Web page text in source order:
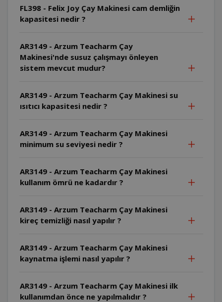
FL398 - Felix Joy Çay Makinesi cam demliğin
kapasitesi nedir ?
AR3149 - Arzum Teacharm Çay
Makinesi'nde susuz çalışmayı önleyen
sistem mevcut mudur?
AR3149 - Arzum Teacharm Çay Makinesi su
ısıtıcı kapasitesi nedir ?
AR3149 - Arzum Teacharm Çay Makinesi
minimum su seviyesi nedir ?
AR3149 - Arzum Teacharm Çay Makinesi
kullanım ömrü ne kadardır ?
AR3149 - Arzum Teacharm Çay Makinesi
kireç temizliği nasıl yapılır ?
AR3149 - Arzum Teacharm Çay Makinesi
kaynatma işlemi nasıl yapılır ?
AR3149 - Arzum Teacharm Çay Makinesi ilk
kullanımdan önce ne yapılmalıdır ?